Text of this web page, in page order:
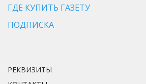
ГДЕ КУПИТЬ ГАЗЕТУ
ПОДПИСКА
РЕКВИЗИТЫ